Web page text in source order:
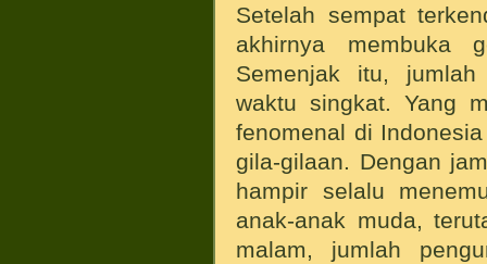
Setelah sempat
akhirnya membuka
Semenjak itu,
waktu singkat. Yang
fenomenal di
gila-gilaan. Dengan
hampir selalu
anak-anak muda,
malam, jumlah